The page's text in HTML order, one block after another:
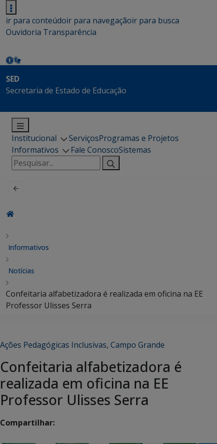
ir para conteúdoir para navegaçãoir para busca
Ouvidoria Transparência
SED
Secretaria de Estado de Educação
Institucional ServiçosProgramas e Projetos
Informativos
Fale ConoscoSistemas
Pesquisar
por:
Informativos
Notícias
Confeitaria alfabetizadora é realizada em oficina na EE
Professor Ulisses Serra
Ações Pedagógicas Inclusivas, Campo Grande
Confeitaria alfabetizadora é
realizada em oficina na EE
Professor Ulisses Serra
Compartilhar: